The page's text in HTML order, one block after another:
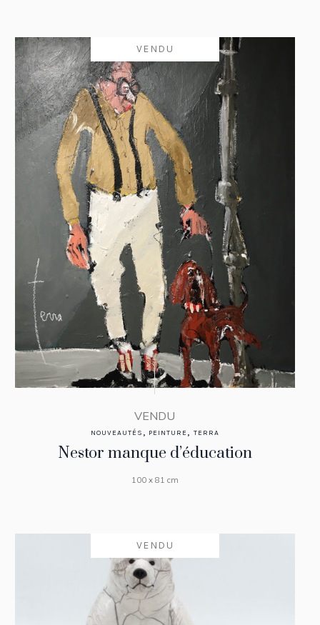
VENDU
VENDU
NOUVEAUTÉS , PEINTURE ,TERRA
Nestor manque d’éducation
100 x 81 cm
VENDU